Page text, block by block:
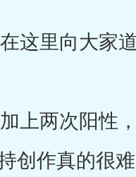
里向大家道
上两次阳性
作真的很难